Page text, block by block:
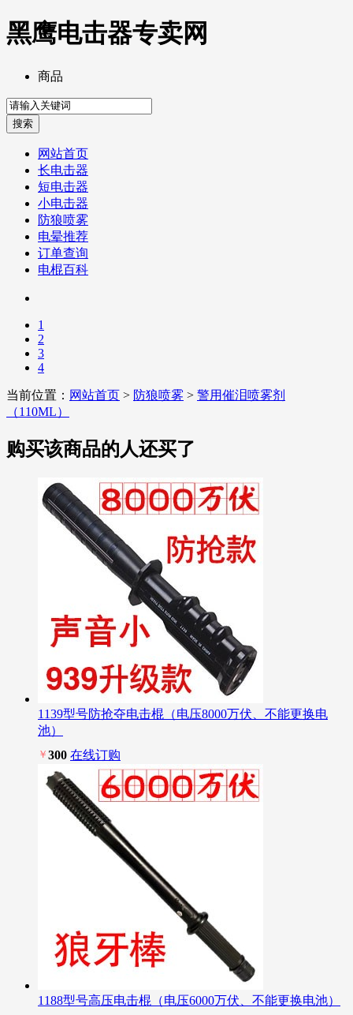
黑鹰电击器专卖网
商品
网站首页
长电击器
短电击器
小电击器
防狼喷雾
电晕推荐
订单查询
电棍百科
1
2
3
4
当前位置： 网站首页 > 防狼喷雾 > 警用催泪喷雾剂
（110ML）
购买该商品的人还买了
1139型号防抢夺电击棍（电压8000万伏、不能更换电
池）
￥ 300 在线订购
1188型号高压电击棍（电压6000万伏、不能更换电池）